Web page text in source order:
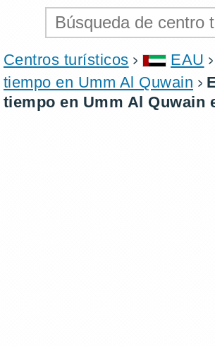
Centros turísticos EAU
tiempo en Umm Al Quwain
tiempo en Umm Al Quwain